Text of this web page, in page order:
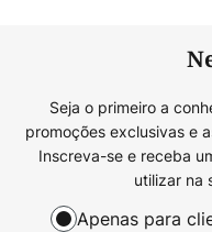
Seja o primeiro a
promoções exclusivas e
Inscreva-se e receba
utilizar na
Apenas para